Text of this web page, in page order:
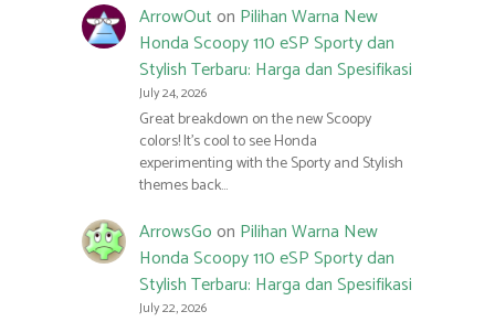
ArrowOuton Pilihan Warna New
Honda Scoopy 110 eSP Sporty dan
Stylish Terbaru: Harga dan Spesifikasi
July 24, 2026
Great breakdown on the new Scoopy
colors! It’s cool to see Honda
experimenting with the Sporty and Stylish
themes back…
ArrowsGoon Pilihan Warna New
Honda Scoopy 110 eSP Sporty dan
Stylish Terbaru: Harga dan Spesifikasi
July 22, 2026